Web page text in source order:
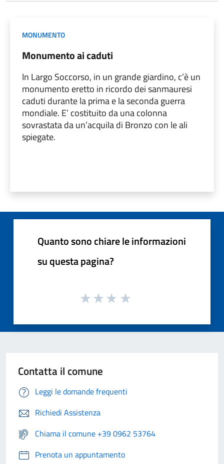
MONUMENTO
Monumento ai caduti
In Largo Soccorso, in un grande giardino, c’è un
monumento eretto in ricordo dei sanmauresi
caduti durante la prima e la seconda guerra
mondiale. E’ costituito da una colonna
sovrastata da un’acquila di Bronzo con le ali
spiegate.
Quanto sono chiare le informazioni
su questa pagina?
Contatta il comune
Leggi le domande frequenti
Richiedi Assistenza
Chiama il comune +39 0962 53764
Prenota un appuntamento